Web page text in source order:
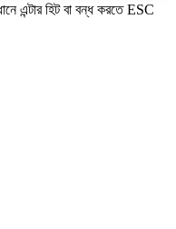
এন্টার হিট বা বন্ধ করতে ESC